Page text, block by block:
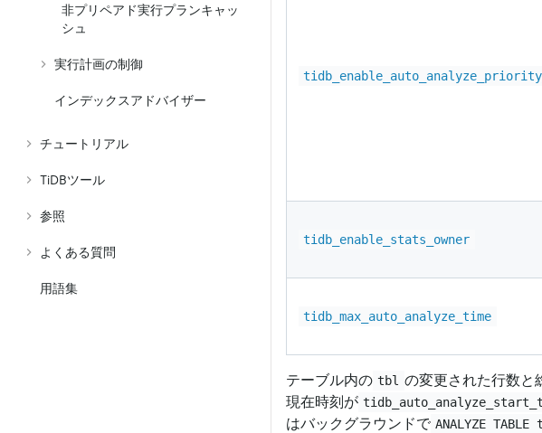
非プリペアド実行プランキャッ
シュ
実行計画の制御
インデックスアドバイザー
チュートリアル
TiDBツール
参照
よくある質問
用語集
tidb_enable_stats_owner
tidb_max_auto_analyze_time
テーブル内の tbl の変更された行数と
現在時刻が
はバックグラウンドで ANALYZE TABLE